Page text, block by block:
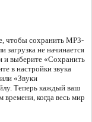
чтобы сохранить MP3-
не начинается
и выберите «Сохранить
в настройки звука
«Звуки
Теперь каждый ваш
когда весь мир